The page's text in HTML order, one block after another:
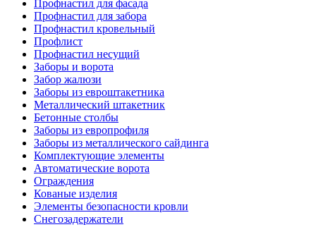
Профнастил для фасада
Профнастил для забора
Профнастил кровельный
Профлист
Профнастил несущий
Заборы и ворота
Забор жалюзи
Заборы из евроштакетника
Металлический штакетник
Бетонные столбы
Заборы из европрофиля
Заборы из металлического сайдинга
Комплектующие элементы
Автоматические ворота
Ограждения
Кованые изделия
Элементы безопасности кровли
Снегозадержатели